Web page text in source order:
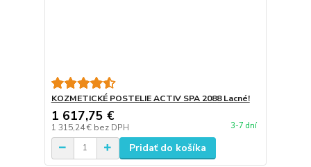
KOZMETICKÉ POSTELIE ACTIV SPA 2088 Lacné!
1 617,75 €
1 315,24 € bez DPH 3-7 dní
Pridať do košíka